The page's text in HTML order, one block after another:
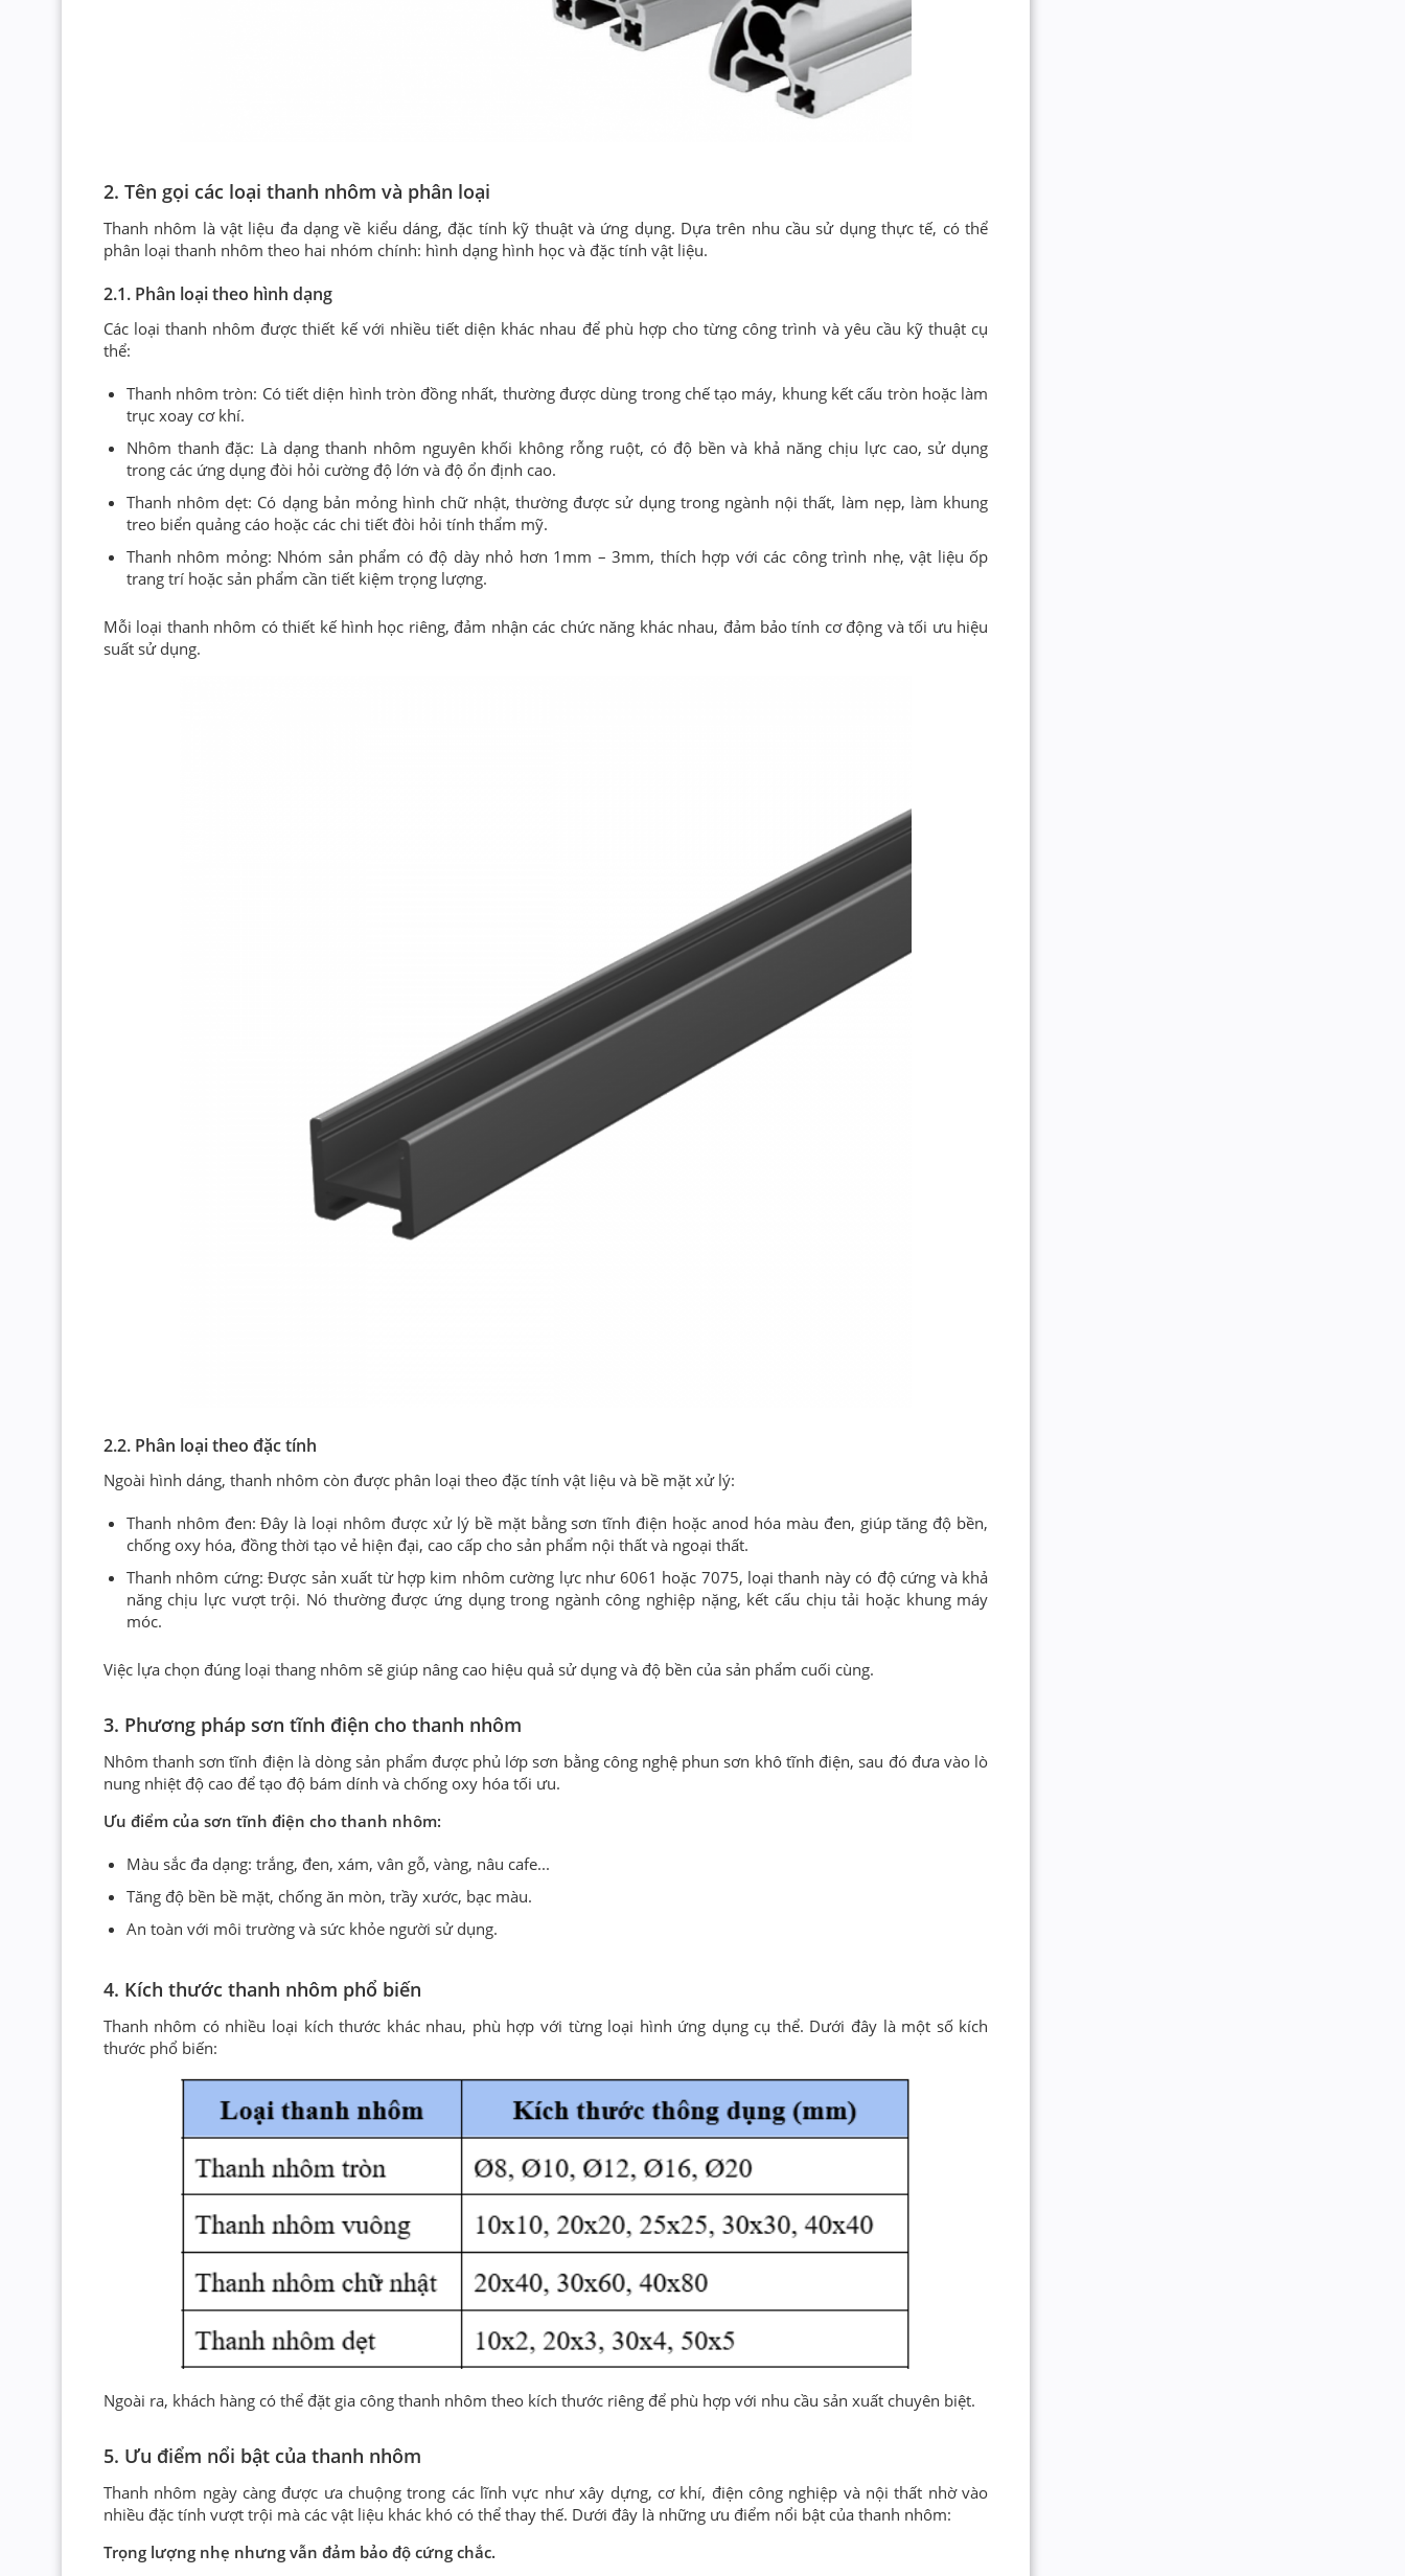
2. Tên gọi các loại thanh nhôm và phân loại
Thanh nhôm là vật liệu đa dạng về kiểu dáng, đặc tính kỹ thuật và ứng dụng. Dựa trên nhu cầu sử dụng thực tế, có thể
phân loại thanh nhôm theo hai nhóm chính: hình dạng hình học và đặc tính vật liệu.
2.1. Phân loại theo hình dạng
Các loại thanh nhôm được thiết kế với nhiều tiết diện khác nhau để phù hợp cho từng công trình và yêu cầu kỹ thuật cụ
thể:
Thanh nhôm tròn: Có tiết diện hình tròn đồng nhất, thường được dùng trong chế tạo máy, khung kết cấu tròn hoặc làm
trục xoay cơ khí.
Nhôm thanh đặc: Là dạng thanh nhôm nguyên khối không rỗng ruột, có độ bền và khả năng chịu lực cao, sử dụng
trong các ứng dụng đòi hỏi cường độ lớn và độ ổn định cao.
Thanh nhôm dẹt: Có dạng bản mỏng hình chữ nhật, thường được sử dụng trong ngành nội thất, làm nẹp, làm khung
treo biển quảng cáo hoặc các chi tiết đòi hỏi tính thẩm mỹ.
Thanh nhôm mỏng: Nhóm sản phẩm có độ dày nhỏ hơn 1mm – 3mm, thích hợp với các công trình nhẹ, vật liệu ốp
trang trí hoặc sản phẩm cần tiết kiệm trọng lượng.
Mỗi loại thanh nhôm có thiết kế hình học riêng, đảm nhận các chức năng khác nhau, đảm bảo tính cơ động và tối ưu hiệu
suất sử dụng.
2.2. Phân loại theo đặc tính
Ngoài hình dáng, thanh nhôm còn được phân loại theo đặc tính vật liệu và bề mặt xử lý:
Thanh nhôm đen: Đây là loại nhôm được xử lý bề mặt bằng sơn tĩnh điện hoặc anod hóa màu đen, giúp tăng độ bền,
chống oxy hóa, đồng thời tạo vẻ hiện đại, cao cấp cho sản phẩm nội thất và ngoại thất.
Thanh nhôm cứng: Được sản xuất từ hợp kim nhôm cường lực như 6061 hoặc 7075, loại thanh này có độ cứng và khả
năng chịu lực vượt trội. Nó thường được ứng dụng trong ngành công nghiệp nặng, kết cấu chịu tải hoặc khung máy
móc.
Việc lựa chọn đúng loại thang nhôm sẽ giúp nâng cao hiệu quả sử dụng và độ bền của sản phẩm cuối cùng.
3. Phương pháp sơn tĩnh điện cho thanh nhôm
Nhôm thanh sơn tĩnh điện là dòng sản phẩm được phủ lớp sơn bằng công nghệ phun sơn khô tĩnh điện, sau đó đưa vào lò
nung nhiệt độ cao để tạo độ bám dính và chống oxy hóa tối ưu.
Ưu điểm của sơn tĩnh điện cho thanh nhôm:
Màu sắc đa dạng: trắng, đen, xám, vân gỗ, vàng, nâu cafe...
Tăng độ bền bề mặt, chống ăn mòn, trầy xước, bạc màu.
An toàn với môi trường và sức khỏe người sử dụng.
4. Kích thước thanh nhôm phổ biến
Thanh nhôm có nhiều loại kích thước khác nhau, phù hợp với từng loại hình ứng dụng cụ thể. Dưới đây là một số kích
thước phổ biến:
Ngoài ra, khách hàng có thể đặt gia công thanh nhôm theo kích thước riêng để phù hợp với nhu cầu sản xuất chuyên biệt.
5. Ưu điểm nổi bật của thanh nhôm
Thanh nhôm ngày càng được ưa chuộng trong các lĩnh vực như xây dựng, cơ khí, điện công nghiệp và nội thất nhờ vào
nhiều đặc tính vượt trội mà các vật liệu khác khó có thể thay thế. Dưới đây là những ưu điểm nổi bật của thanh nhôm:
Trọng lượng nhẹ nhưng vẫn đảm bảo độ cứng chắc.